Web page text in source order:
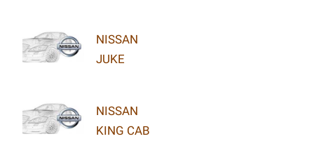
NISSAN
JUKE
NISSAN
KING CAB